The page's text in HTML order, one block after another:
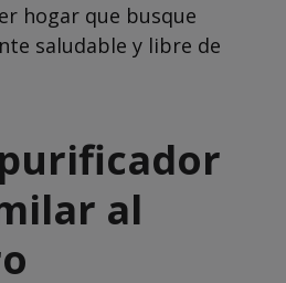
hogar que busque
saludable y libre de
al